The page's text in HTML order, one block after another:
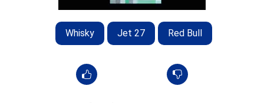
Whisky Jet 27 Red Bull